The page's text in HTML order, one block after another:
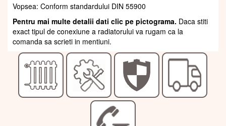
Vopsea: Conform standardului DIN 55900
Pentru mai multe detalii dati clic pe pictograma. Daca stiti
exact tipul de conexiune a radiatorului va rugam ca la
comanda sa scrieti in mentiuni.